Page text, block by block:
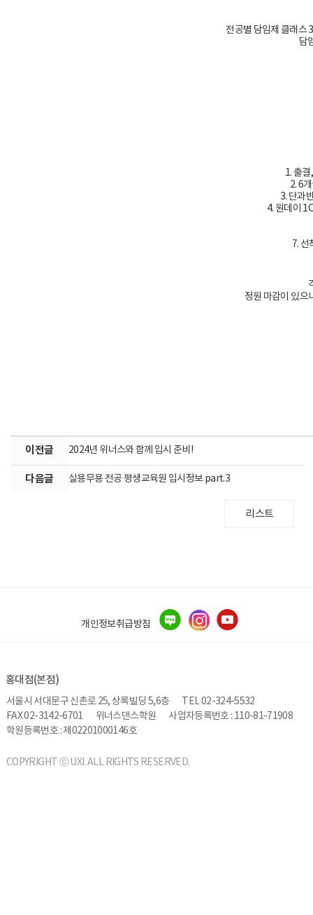
전공별 담임제 클래스
담
1. 출
2. 6
3. 단과
4. 원데이
7.
정원 마감이 있으
이전글 2024년 위너스와 함께 입시 준비!
다음글 실용무용 전공 평생교육원 입시정보 part.3
리스트
개인정보취급방침
홍대점(본점)
서울시 서대문구 신촌로 25, 상록빌딩 5,6층
TEL 02-324-5532
FAX 02-3142-6701
위너스댄스학원
사업자등록번호 : 110-81-71908
학원등록번호 : 제02201000146호
COPYRIGHT ⓒ UXI. ALL RIGHTS RESERVED.